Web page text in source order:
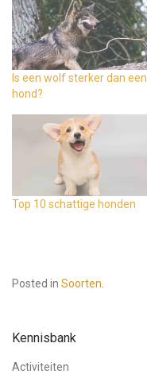
Is een wolf sterker dan een
hond?
Top 10 schattige honden
Posted in Soorten
Kennisbank
Activiteiten